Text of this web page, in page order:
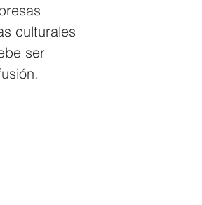
culturales
ser